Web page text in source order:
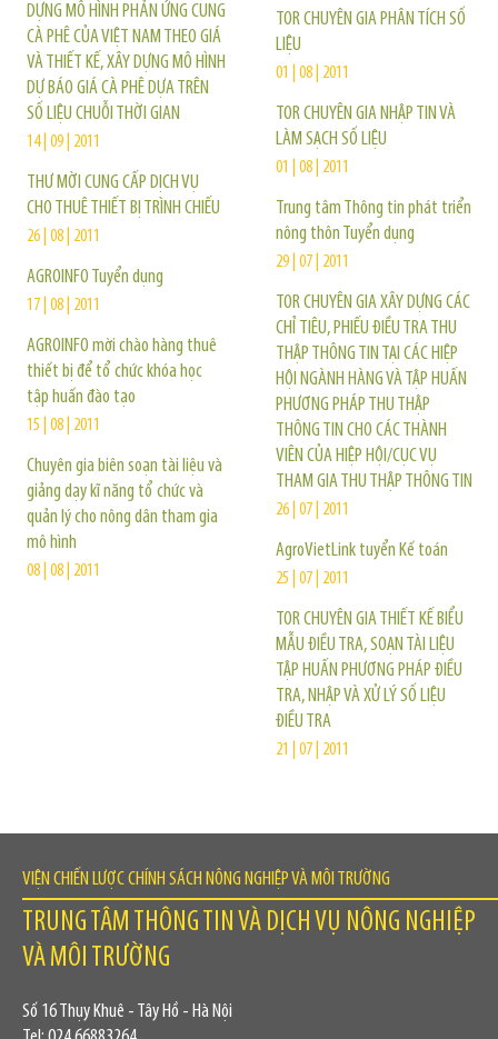
DỰNG MÔ HÌNH PHẢN ỨNG CUNG
CÀ PHÊ CỦA VIỆT NAM THEO GIÁ
VÀ THIẾT KẾ, XÂY DỰNG MÔ HÌNH
DỰ BÁO GIÁ CÀ PHÊ DỰA TRÊN
SỐ LIỆU CHUỖI THỜI GIAN
14 | 09 | 2011
THƯ MỜI CUNG CẤP DỊCH VỤ
CHO THUÊ THIẾT BỊ TRÌNH CHIẾU
26 | 08 | 2011
AGROINFO Tuyển dụng
17 | 08 | 2011
AGROINFO mời chào hàng thuê
thiết bị để tổ chức khóa học
tập huấn đào tạo
15 | 08 | 2011
Chuyên gia biên soạn tài liệu và
giảng dạy kĩ năng tổ chức và
quản lý cho nông dân tham gia
mô hình
08 | 08 | 2011
TOR CHUYÊN GIA PHÂN TÍCH SỐ
LIỆU
01 | 08 | 2011
TOR CHUYÊN GIA NHẬP TIN VÀ
LÀM SẠCH SỐ LIỆU
01 | 08 | 2011
Trung tâm Thông tin phát triển
nông thôn Tuyển dụng
29 | 07 | 2011
TOR CHUYÊN GIA XÂY DỰNG CÁC
CHỈ TIÊU, PHIẾU ĐIỀU TRA THU
THẬP THÔNG TIN TẠI CÁC HIỆP
HỘI NGÀNH HÀNG VÀ TẬP HUẤN
PHƯƠNG PHÁP THU THẬP
THÔNG TIN CHO CÁC THÀNH
VIÊN CỦA HIỆP HỘI/CỤC VỤ
THAM GIA THU THẬP THÔNG TIN
26 | 07 | 2011
AgroVietLink tuyển Kế toán
25 | 07 | 2011
TOR CHUYÊN GIA THIẾT KẾ BIỂU
MẪU ĐIỀU TRA, SOẠN TÀI LIỆU
TẬP HUẤN PHƯƠNG PHÁP ĐIỀU
TRA, NHẬP VÀ XỬ LÝ SỐ LIỆU
ĐIỀU TRA
21 | 07 | 2011
VIỆN CHIẾN LƯỢC CHÍNH SÁCH NÔNG NGHIỆP VÀ MÔI TRƯỜNG
TRUNG TÂM THÔNG TIN VÀ DỊCH VỤ NÔNG NGHIỆP
VÀ MÔI TRƯỜNG
Số 16 Thụy Khuê - Tây Hồ - Hà Nội